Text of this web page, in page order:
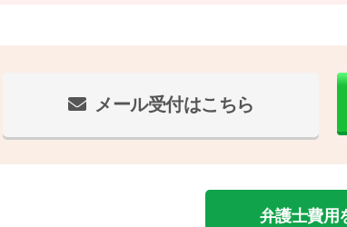
メール受付はこちら
弁護士費用